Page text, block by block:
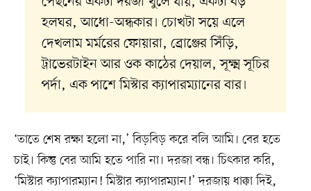
হলঘর, আধো-অন্ধকার। চোখটা সয়ে এলে
দেখলাম মর্মরের ফোয়ারা, ব্রোঞ্জের সিঁড়ি,
ট্রাভেরটাইন আর ওক কাঠের দেয়াল, সূক্ষ্ম সূচির
পর্দা, এক পাশে মিস্টার ক্যাপারম্যানের বার।
‘তাতে শেষ রক্ষা হলো না,’ বিড়বিড় করে বলি আমি। বের হতে
চাই। কিন্তু বের আমি হতে পারি না। দরজা বন্ধ। চিৎকার করি,
‘মিস্টার ক্যাপারম্যান! মিস্টার ক্যাপারম্যান!’ দরজায় ধাক্কা দিই,